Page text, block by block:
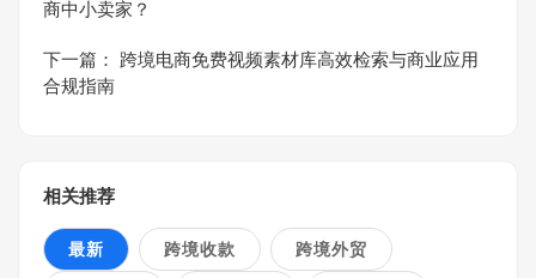
商中小卖家？
下一篇：
跨境电商免费视频素材库高效检索与商业应用
合规指南
相关推荐
最新 跨境收款 跨境外贸